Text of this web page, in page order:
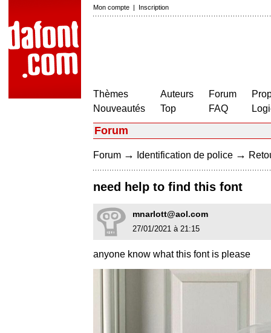
Mon compte | Inscription
Thèmes
Nouveautés
Auteurs
Top
Forum
FAQ
Forum
Forum → Identification de police →
need help to find this font
mnarlott@aol.com
27/01/2021 à 21:15
anyone know what this font is please